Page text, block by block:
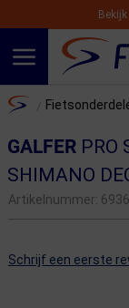
Home
GALFERPRO
SHIMANO
Artikelnummer:
Schrijf een eerste